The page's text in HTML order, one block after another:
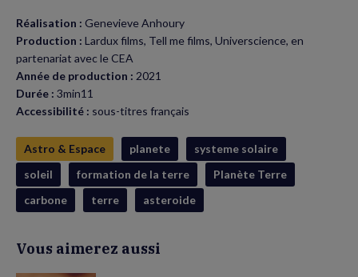
Réalisation : Genevieve Anhoury
Production : Lardux films, Tell me films, Universcience, en
partenariat avec le CEA
Année de production : 2021
Durée : 3min11
Accessibilité : sous-titres français
Astro & Espace planete
systeme solaire
soleil
formation de la terre
Planète Terre
carbone
terre asteroide
Vous aimerez aussi